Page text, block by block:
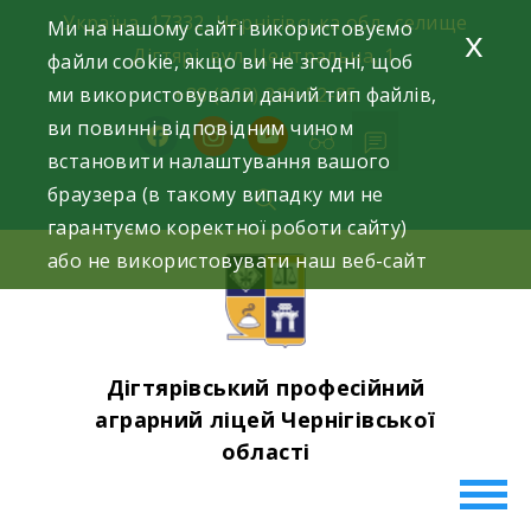
content
Україна, 17332, Чернігівська обл., селище
Дігтярі, вул. Центральна, 1.
+38 (063) 220-52-85
facebookinstagramyoutube
Дігтярівський професійний
аграрний ліцей Чернігівської
області
Ми на нашому сайті використовуємо
файли cookie, якщо ви не згодні, щоб
ми використовували даний тип файлів,
ви повинні відповідним чином
встановити налаштування вашого
браузера (в такому випадку ми не
гарантуємо коректної роботи сайту)
або не використовувати наш веб-сайт
x